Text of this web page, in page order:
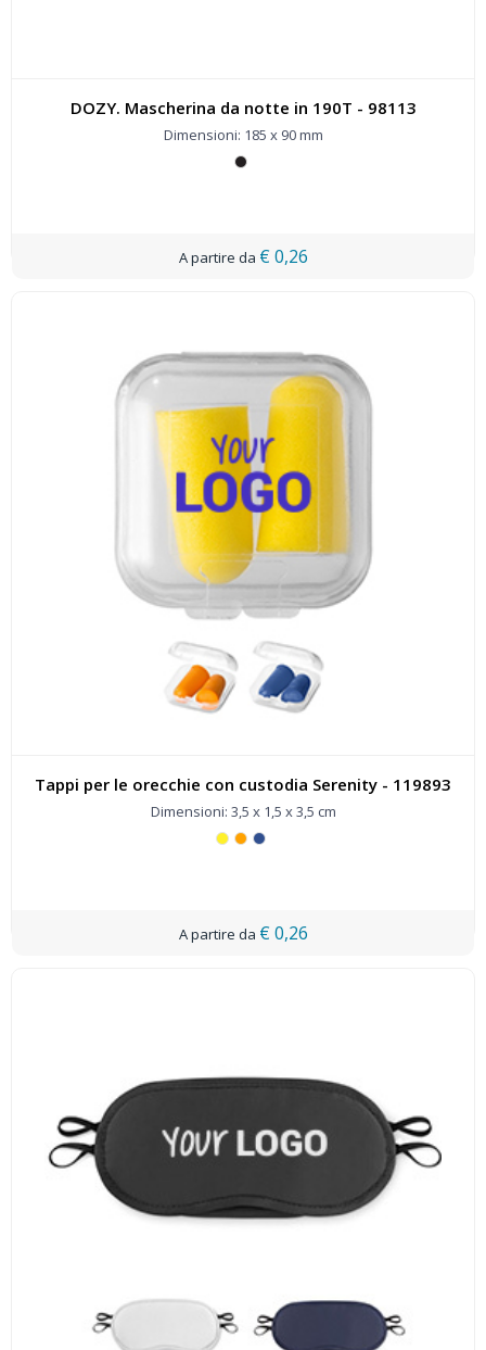
DOZY. Mascherina da notte in 190T - 98113
Dimensioni: 185 x 90 mm
€ 0,26
Tappi per le orecchie con custodia Serenity - 119893
Dimensioni: 3,5 x 1,5 x 3,5 cm
€ 0,26